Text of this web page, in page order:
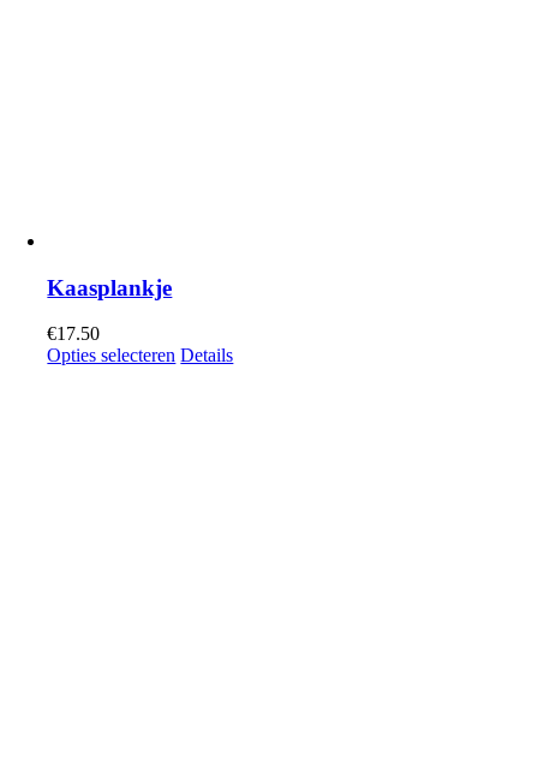
Kaasplankje
€17.50
Opties selecteren Details